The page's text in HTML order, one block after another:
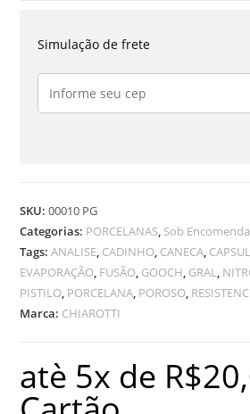
PORCELANA
quantidade
Simulação de frete
SKU:00010 PG
Categorias: PORCELANAS, Sob Encomenda
Tags:ANALISE, CADINHO, CANECA,
EVAPORAÇÃO, FUSÃO, GOOCH, GRAL,
PISTILO, PORCELANA, POROSO,
Marca: CHIAROTTI
atè 5x de R$